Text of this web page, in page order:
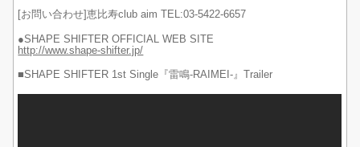
[お問い合わせ]恵比寿club aim TEL:03-5422-6657
●SHAPE SHIFTER OFFICIAL WEB SITE
http://www.shape-shifter.jp/
■SHAPE SHIFTER 1st Single『雷鳴-RAIMEI-』Trailer‬